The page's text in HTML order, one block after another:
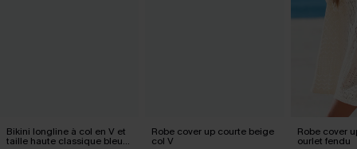
Bikini longline à col en V et
taille haute classique bleu
Robe cover up courte beige
col V
Robe cover
ourlet fendu